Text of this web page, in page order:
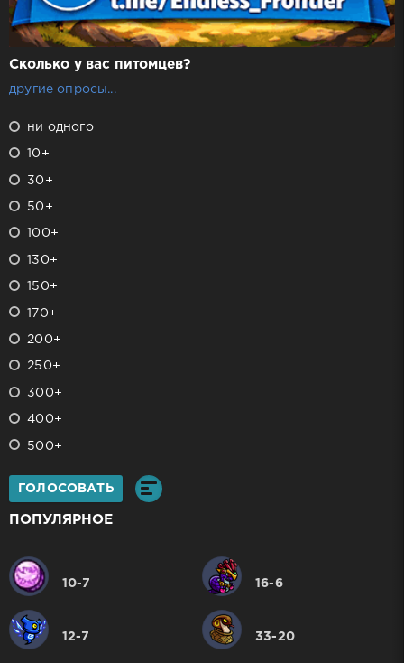
Сколько у вас питомцев?
другие опросы...
ни одного
10+
30+
50+
100+
130+
150+
170+
200+
250+
300+
400+
500+
ГОЛОСОВАТЬ
ПОПУЛЯРНОЕ
10-7 16-6
12-7 33-20